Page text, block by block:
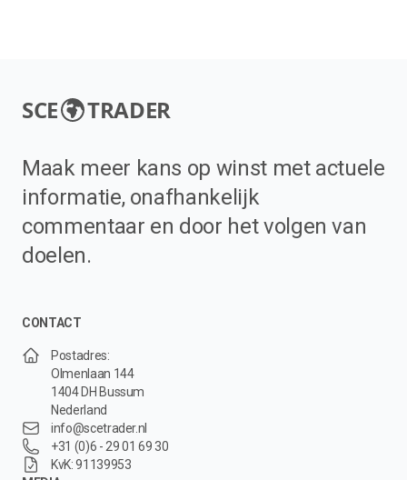
SCE TRADER
Maak meer kans op winst met actuele
informatie, onafhankelijk
commentaar en door het volgen van
doelen.
CONTACT
Postadres:
Olmenlaan 144
1404 DH Bussum
Nederland
info@scetrader.nl
+31 (0)6 - 29 01 69 30
KvK: 91139953